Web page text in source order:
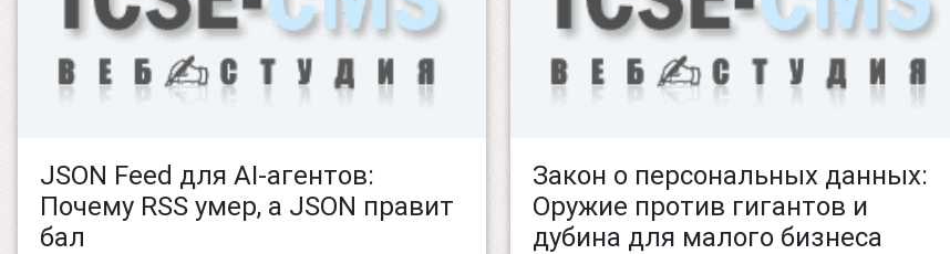
JSON Feed для AI-агентов:
Почему RSS умер, а JSON правит
бал
Закон о персональных данных:
Оружие против гигантов и
дубина для малого бизнеса